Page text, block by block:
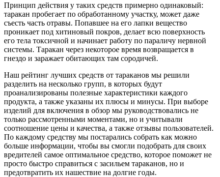
Принцип действия у таких средств примерно одинаковый:
таракан пробегает по обработанному участку, может даже
съесть часть отравы. Попавшее на его лапки вещество
проникает под хитиновый покров, делает всю поверхность
его тела токсичной и начинает работу по параличу нервной
системы. Таракан через некоторое время возвращается в
гнездо и заражает обитающих там сородичей.
Наш рейтинг лучших средств от тараканов мы решили
разделить на несколько групп, в которых будут
проанализированы полезные характеристики каждого
продукта, а также указаны их плюсы и минусы. При выборе
изделий для включения в обзор мы руководствовались не
только рассмотренными моментами, но и учитывали
соотношение цены и качества, а также отзывы пользователей.
По каждому средству мы постарались собрать как можно
больше информации, чтобы вы смогли подобрать для своих
вредителей самое оптимальное средство, которое поможет не
просто быстро справиться с засильем тараканов, но и
предотвратить их нашествие на долгие годы.